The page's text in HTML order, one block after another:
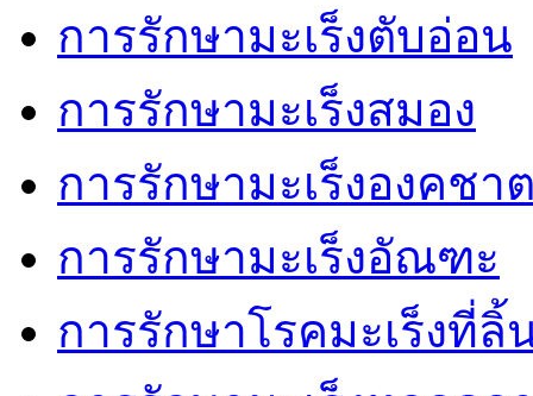
การรักษามะเร็งตับอ่อน
การรักษามะเร็งสมอง
การรักษามะเร็งองคชา
การรักษามะเร็งอัณฑะ
การรักษาโรคมะเร็งที่ลิ้